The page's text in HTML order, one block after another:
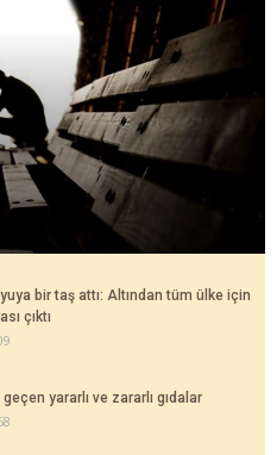
bir taş attı: Altından tüm ülke için
çıktı
yararlı ve zararlı gıdalar